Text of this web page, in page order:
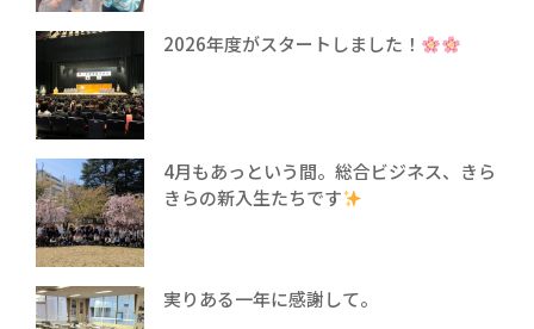
2026年度がスタートしました！
4月もあっという間。総合ビジネス、きら
きらの新入生たちです
実りある一年に感謝して。